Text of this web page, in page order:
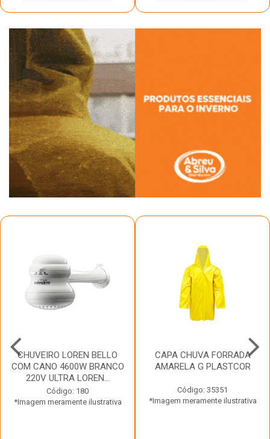
CHUVEIRO LOREN BELLO
COM CANO 4600W BRANCO
220V ULTRA LOREN...
Código: 180
*Imagem meramente ilustrativa
CAPA CHUVA FORRADA
AMARELA G PLASTCOR
Código: 35351
*Imagem meramente ilustrativa